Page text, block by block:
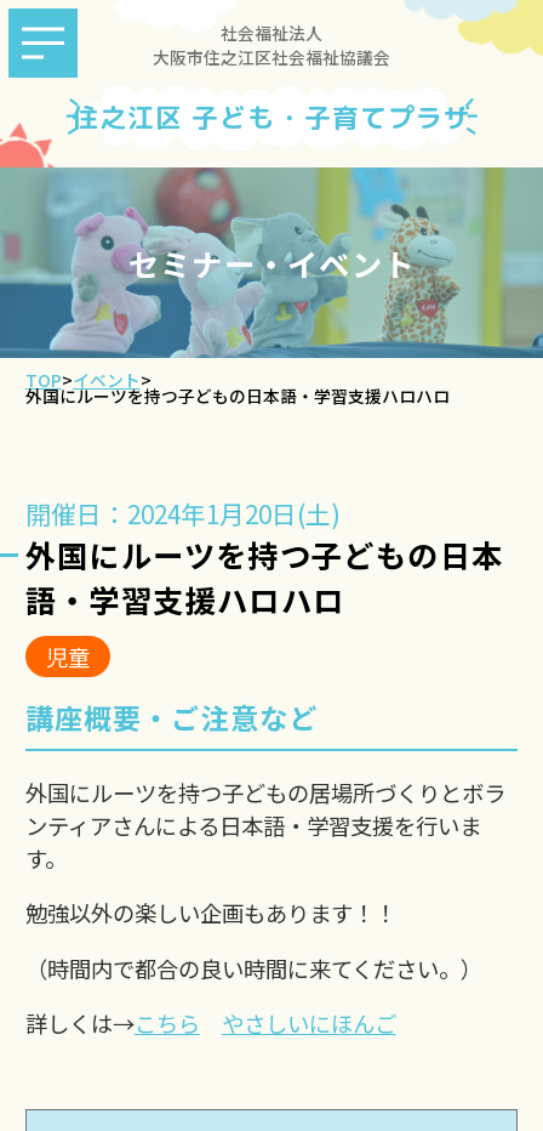
社会福祉法人
大阪市住之江区社会福祉協議会
住之江区 子ども・子育てプラザ
セミナー・イベント
TOP>イベント>
外国にルーツを持つ子どもの日本語・学習支援ハロハロ
開催日：2024年1月20日(土)
外国にルーツを持つ子どもの日本
語・学習支援ハロハロ
児童
講座概要・ご注意など
外国にルーツを持つ子どもの居場所づくりとボラ
ンティアさんによる日本語・学習支援を行いま
す。
勉強以外の楽しい企画もあります！！
（時間内で都合の良い時間に来てください。）
詳しくは→こちら やさしいにほんご